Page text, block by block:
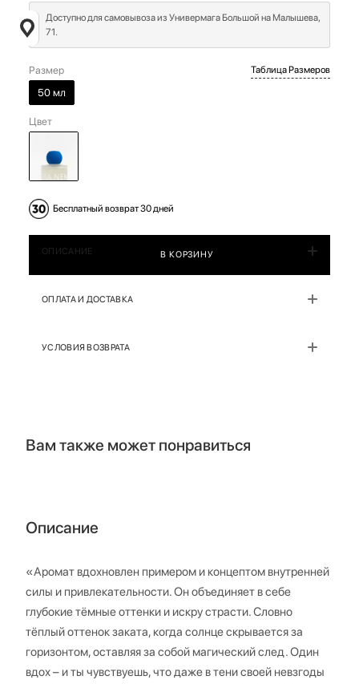
Доступно для самовывоза из Универмага Большой на Малышева,
71.
Размер
50 мл
Таблица Размеров
Цвет
Бесплатный возврат 30 дней
В КОРЗИНУ
ОПИСАНИЕ
ОПЛАТА И ДОСТАВКА
УСЛОВИЯ ВОЗВРАТА
Вам также может понравиться
Описание
«Аромат вдохновлен примером и концептом внутренней
силы и привлекательности. Он объединяет в себе
глубокие тёмные оттенки и искру страсти. Словно
тёплый оттенок заката, когда солнце скрывается за
горизонтом, оставляя за собой магический след. Один
вдох – и ты чувствуешь, что даже в тени своей невзгоды